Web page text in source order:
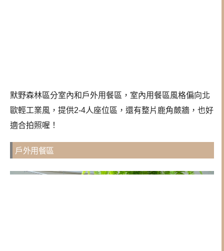
默野森林區分室內和戶外用餐區，室內用餐區風格偏向北
歐輕工業風，提供2-4人座位區，還有整片鹿角蕨牆，也好
適合拍照喔！
戶外用餐區